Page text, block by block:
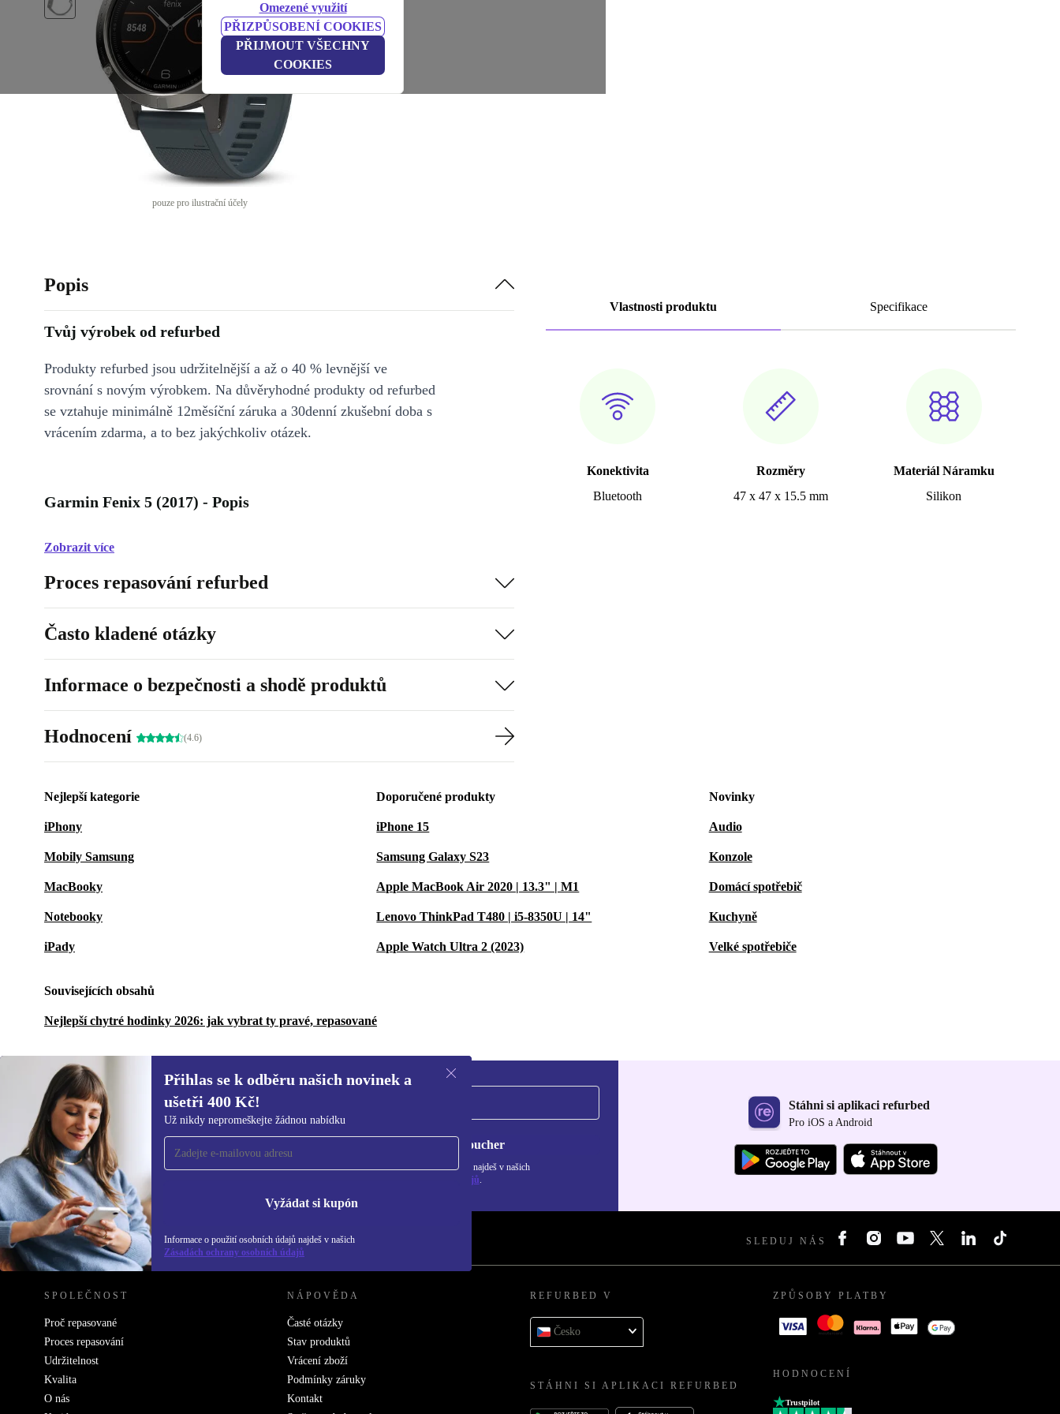
Omezené využití
PŘIZPŮSOBENÍ COOKIES
PŘIJMOUT VŠECHNY
COOKIES
pouze pro ilustrační účely
Vlastnosti produktu Specifikace
Konektivita
Bluetooth
Rozměry
47 x 47 x 15.5 mm
Materiál Náramku
Silikon
Popis
Tvůj výrobek od refurbed
Produkty refurbed jsou udržitelnější a až o 40 % levnější ve
srovnání s novým výrobkem. Na důvěryhodné produkty od refurbed
se vztahuje minimálně 12měsíční záruka a 30denní zkušební doba s
vrácením zdarma, a to bez jakýchkoliv otázek.
Garmin Fenix 5 (2017) - Popis
Zobrazit více
Proces repasování refurbed
Často kladené otázky
Informace o bezpečnosti a shodě produktů
Hodnocení (4.6)
Nejlepší kategorie
iPhony
Mobily Samsung
MacBooky
Notebooky
iPady
Doporučené produkty
iPhone 15
Samsung Galaxy S23
Apple MacBook Air 2020 | 13.3" | M1
Lenovo ThinkPad T480 | i5-8350U | 14"
Apple Watch Ultra 2 (2023)
Novinky
Audio
Konzole
Domácí spotřebič
Kuchyně
Velké spotřebiče
Souvisejících obsahů
Nejlepší chytré hodinky 2026: jak vybrat ty pravé, repasované
Přihlas se k odběru našich novinek a
ušetři 400 Kč!
Už nikdy nepromeškejte žádnou nabídku
Vyžádat si kupón
Informace o použití osobních údajů najdeš v našich
Zásadách ochrany osobních údajů
Přihlas se k odběru našich novinek a
ušetři 400 Kč!
Už nikdy nepromeškej žádnou nabídku.
Chci voucher
Informace o použití osobních údajů najdeš v našich
Zásadách ochrany osobních údajů.
Stáhni si aplikaci refurbed
Pro iOS a Android
REFURBED ČESKO - RETHINK NEW. SLEDUJ NÁS
SPOLEČNOST
Proč repasované
Proces repasování
Udržitelnost
Kvalita
O nás
NÁPOVĚDA
Časté otázky
Stav produktů
Vrácení zboží
Podmínky záruky
Kontakt
REFURBED V
Česko
STÁHNI SI APLIKACI REFURBED
ZPŮSOBY PLATBY
HODNOCENÍ
Trustpilot